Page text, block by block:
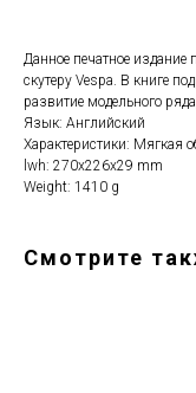
Данное печатное издание
скутеру Vespa. В книге
развитие модельного
Язык: Английский
Характеристики: Мягкая
lwh: 270x226x29 mm
Weight: 1410 g
Смотрите